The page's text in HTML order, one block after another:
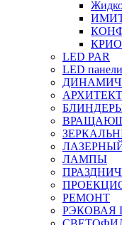
LED PAR
LED панели
ЛАМПЫ
РЕМОНТ
РЭКОВАЯ